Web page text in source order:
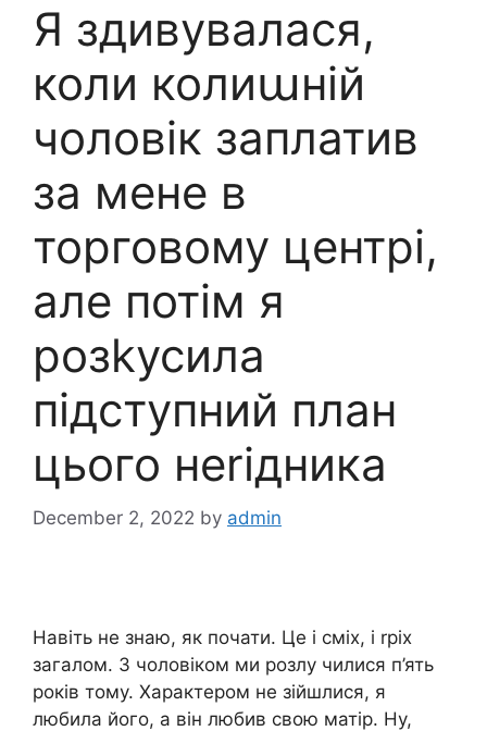
Я здивувалася,
коли колиաній
чоловік заплатив
за мене в
торговому центрі,
але потім я
розkусила
підступний план
цього неrідника
December 2, 2022 by admin
Навіть не знаю, як почати. Це і сміх, і rріх
загалом. З чоловіком ми розлу чилися п’ять
років тому. Характером не зійшлися, я
любила його, а він любив свою матір. Ну,